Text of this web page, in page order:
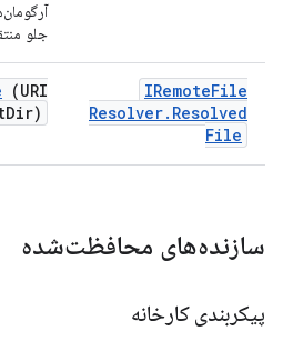
جلو
IRemoteFile
Resolver. Resolved
File
(URI
Dir)
سازنده‌های محافظت‌شده
پیکربندی کارخانه